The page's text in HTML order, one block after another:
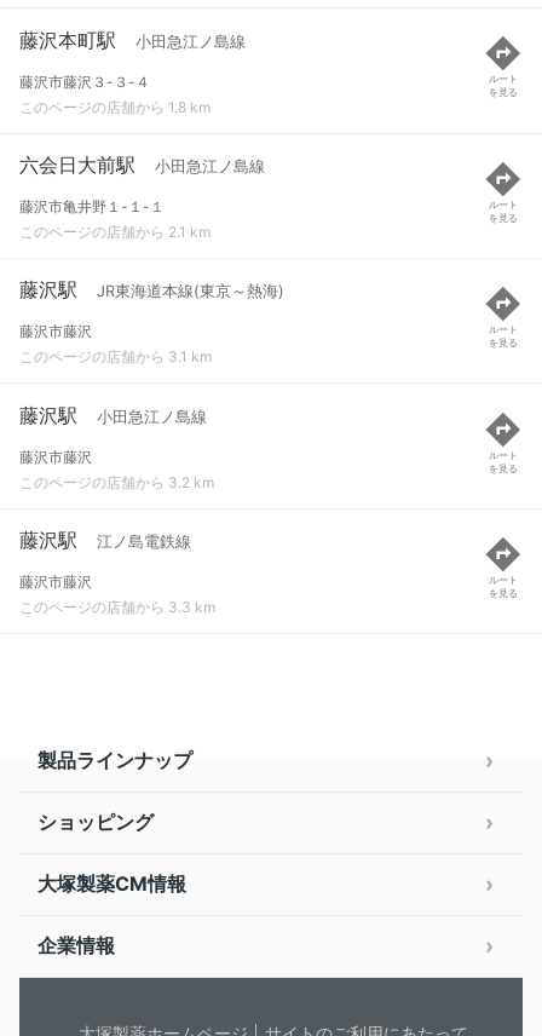
藤沢本町駅 小田急江ノ島線
藤沢市藤沢３-３-４
このページの店舗から 1.8 km
ルート
を見る
六会日大前駅 小田急江ノ島線
藤沢市亀井野１-１-１
このページの店舗から 2.1 km
ルート
を見る
藤沢駅 JR東海道本線(東京～熱海)
藤沢市藤沢
このページの店舗から 3.1 km
ルート
を見る
藤沢駅 小田急江ノ島線
藤沢市藤沢
このページの店舗から 3.2 km
ルート
を見る
藤沢駅 江ノ島電鉄線
藤沢市藤沢
このページの店舗から 3.3 km
ルート
を見る
製品ラインナップ
ショッピング
大塚製薬CM情報
企業情報